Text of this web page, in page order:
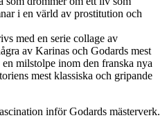
i en värld av prostitution och
med en serie collage av
av Karinas och Godards mest
milstolpe inom den franska nya
mest klassiska och gripande
inför Godards mästerverk.